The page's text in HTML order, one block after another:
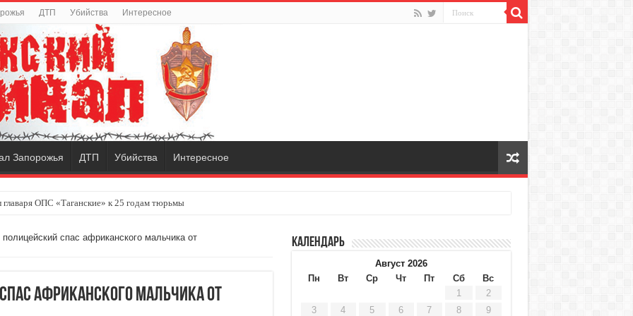
ДТП Убийства Интересное
Запорожья ДТП Убийства Интересное
ОПС «Таганские» к 25 годам тюрьмы
спас африканского мальчика от
африканского мальчика от
Календарь
Август 2026
Пн
Вт Ср Чт Пт Сб
Вс
1
2
3
4 5 6 7 8 9